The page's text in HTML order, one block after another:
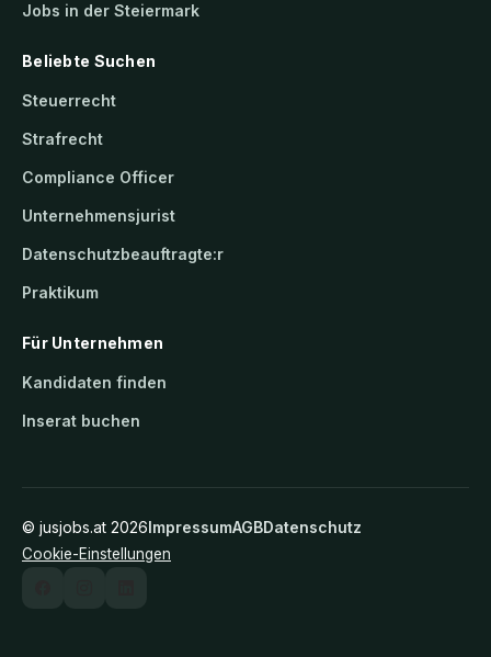
Jobs in der Steiermark
Beliebte Suchen
Steuerrecht
Strafrecht
Compliance Officer
Unternehmensjurist
Datenschutzbeauftragte:r
Praktikum
Für Unternehmen
Kandidaten finden
Inserat buchen
© jusjobs.at 2026ImpressumAGBDatenschutz
Cookie-Einstellungen